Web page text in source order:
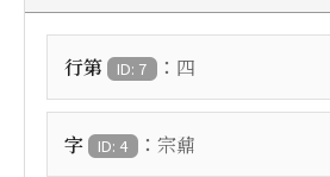
行第 ID: 7 ： 四
字 ID: 4 ： 宗鼐